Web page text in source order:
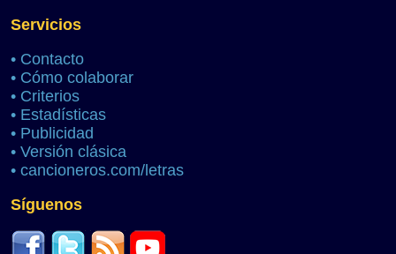
Servicios
• Contacto
• Cómo colaborar
• Criterios
• Estadísticas
• Publicidad
• Versión clásica
• cancioneros.com/letras
Síguenos